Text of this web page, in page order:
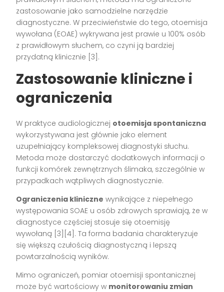
zastosowanie jako samodzielne narzędzie
diagnostyczne. W przeciwieństwie do tego, otoemisja
wywołana (EOAE) wykrywana jest prawie u 100% osób
z prawidłowym słuchem, co czyni ją bardziej
przydatną klinicznie [3].
Zastosowanie kliniczne i
ograniczenia
W praktyce audiologicznej otoemisja spontaniczna
wykorzystywana jest głównie jako element
uzupełniający kompleksowej diagnostyki słuchu.
Metoda może dostarczyć dodatkowych informacji o
funkcji komórek zewnętrznych ślimaka, szczególnie w
przypadkach wątpliwych diagnostycznie.
Ograniczenia kliniczne wynikające z niepełnego
występowania SOAE u osób zdrowych sprawiają, że w
diagnostyce częściej stosuje się otoemisję
wywołaną [3][4]. Ta forma badania charakteryzuje
się większą czułością diagnostyczną i lepszą
powtarzalnością wyników.
Mimo ograniczeń, pomiar otoemisji spontanicznej
może być wartościowy w monitorowaniu zmian